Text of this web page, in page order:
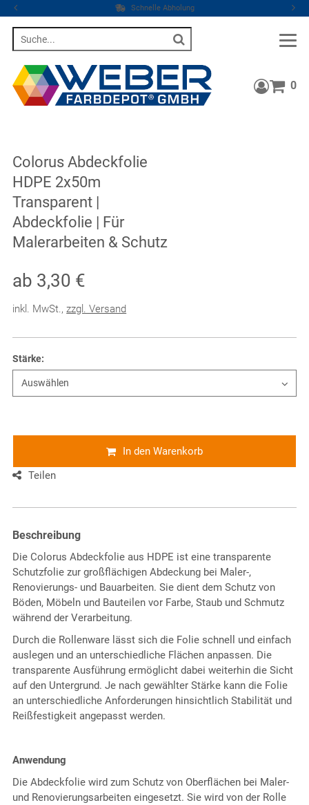
Schnelle Abholung
0
Colorus Abdeckfolie
HDPE 2x50m
Transparent |
Abdeckfolie | Für
Malerarbeiten & Schutz
ab 3,30 €
inkl. MwSt.,zzgl. Versand
Stärke:
In den Warenkorb
Teilen
Beschreibung
Die Colorus Abdeckfolie aus HDPE ist eine transparente
Schutzfolie zur großflächigen Abdeckung bei Maler-,
Renovierungs- und Bauarbeiten. Sie dient dem Schutz von
Böden, Möbeln und Bauteilen vor Farbe, Staub und Schmutz
während der Verarbeitung.
Durch die Rollenware lässt sich die Folie schnell und einfach
auslegen und an unterschiedliche Flächen anpassen. Die
transparente Ausführung ermöglicht dabei weiterhin die Sicht
auf den Untergrund. Je nach gewählter Stärke kann die Folie
an unterschiedliche Anforderungen hinsichtlich Stabilität und
Reißfestigkeit angepasst werden.
Anwendung
Die Abdeckfolie wird zum Schutz von Oberflächen bei Maler-
und Renovierungsarbeiten eingesetzt. Sie wird von der Rolle